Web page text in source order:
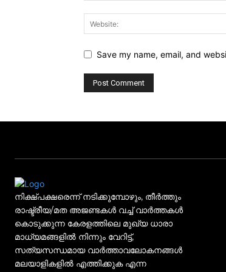
Save my name, email, and
നിക്ഷ്പക്ഷരെന്ന് നടിക്കുമ്പോഴും, തീർത്തും
രാഷ്ട്രീയ/മത അജണ്ടകൾ വച്ച് വാർത്തകൾ
കൊടുക്കുന്ന കേരളത്തിലെ മുഖ്യ ധാരാ
മാധ്യമങ്ങളിൽ നിന്നും വേറിട്ട്,
സത്യസന്ധമായ വാർത്താവലോകനങ്ങൾ
മലയാളികളിൽ എത്തിക്കുക എന്ന